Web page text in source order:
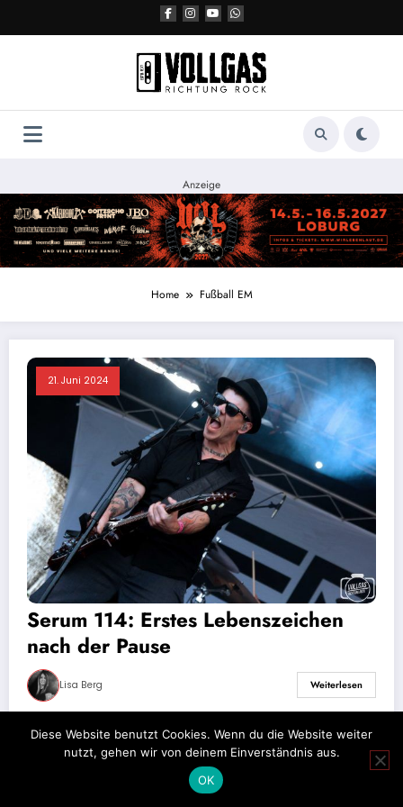
Anzeige
Home Fußball EM
21. Juni 2024
Serum 114: Erstes Lebenszeichen
nach der Pause
Lisa Berg Weiterlesen
Datenschutz
Diese Website benutzt Cookies. Wenn du die Website weiter
nutzt, gehen wir von deinem Einverständnis aus.
OK